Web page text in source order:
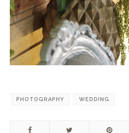
PHOTOGRAPHY WEDDING